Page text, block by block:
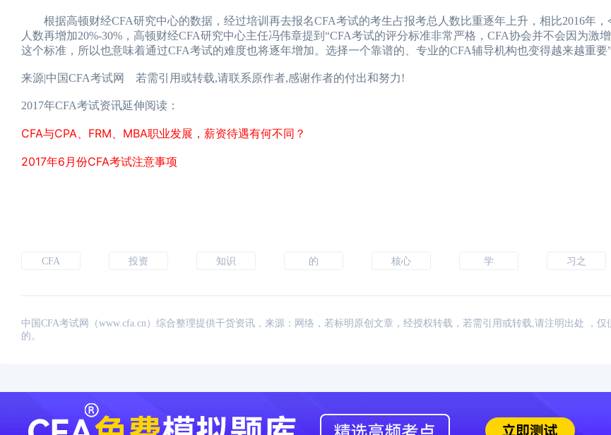
根据高顿财经CFA研究中心的数据，经过培训再去报名CFA考试的考生占报考总人数比重逐年上升，相比2016年，
人数再增加20%-30%，高顿财经CFA研究中心主任冯伟章提到“CFA考试的评分标准非常严格，CFA协会并不会因为激
这个标准，所以也意味着通过CFA考试的难度也将逐年增加。选择一个靠谱的、专业的CFA辅导机构也变得越来越重要”
来源|中国CFA考试网 若需引用或转载,请联系原作者,感谢作者的付出和努力!
2017年CFA考试资讯延伸阅读：
CFA与CPA、FRM、MBA职业发展，薪资待遇有何不同？
2017年6月份CFA考试注意事项
CFA 投资 知识 的 核心 学 习之
中国CFA考试网（www.cfa.cn）综合整理提供干货资讯，来源：网络，若标明原创文章，经授权转载，若需引用或转载,请注明出处 ，仅
的。